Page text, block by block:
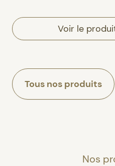
Voir le
Tous nos produits
Nos